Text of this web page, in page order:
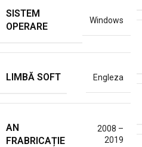
SISTEM
OPERARE
Windows
LIMBĂ SOFT Engleza
AN
FRABRICAȚIE
2008 –
2019